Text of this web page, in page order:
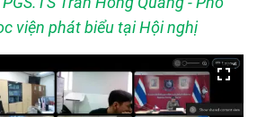
viện phát biểu tại Hội nghị